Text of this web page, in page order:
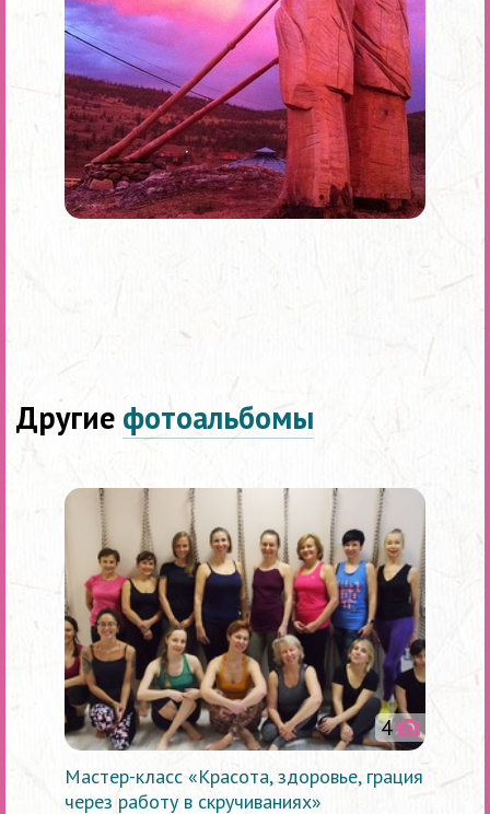
Другие фотоальбомы
4
Мастер-класс «Красота, здоровье, грация
через работу в скручиваниях»